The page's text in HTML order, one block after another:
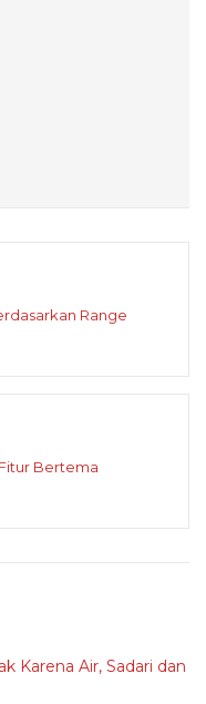
Range
Bertema
Karena Air, Sadari dan